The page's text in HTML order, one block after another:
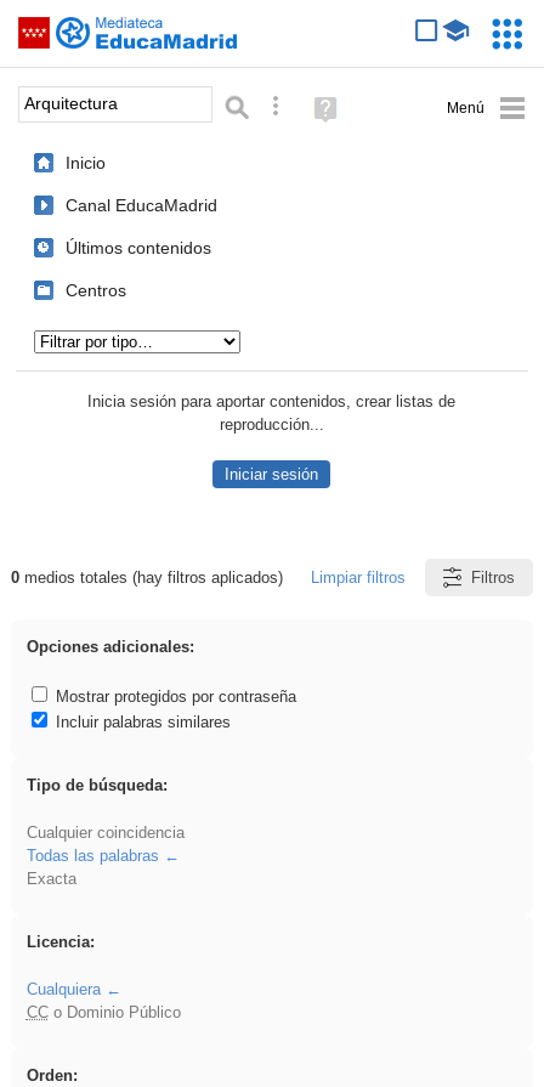
Saltar navegación
Palabra o frase: Búsqueda avanzada
Ayuda
(en
Inicio
Canal EducaMadrid
Últimos contenidos
Centros
Inicia sesión para aportar contenidos, crear listas de
reproducción...
Iniciar sesión
Resultados de: Arquitectura
0medios totales (hay filtros aplicados) Limpiar filtros Filtros
Opciones adicionales:
Mostrar protegidos por contraseña
Incluir palabras similares
Tipo de búsqueda:
Cualquier coincidencia
Todas las palabras
Exacta
Licencia:
Cualquiera
CCo Dominio Público
Orden: